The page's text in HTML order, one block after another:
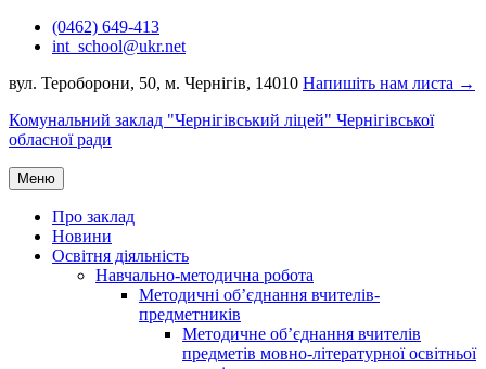
Перейти(0462) 649-413
int_school@ukr.net
вул. Тероборони, 50, м. Чернігів, 14010 Напишіть нам листа →
Комунальний заклад "Чернігівський ліцей" Чернігівської
обласної ради
Меню
Про заклад
Новини
Освітня діяльність
Навчально-методична робота
Методичні об’єднання вчителів-
предметників
Методичне об’єднання вчителів
предметів мовно-літературної освітньої